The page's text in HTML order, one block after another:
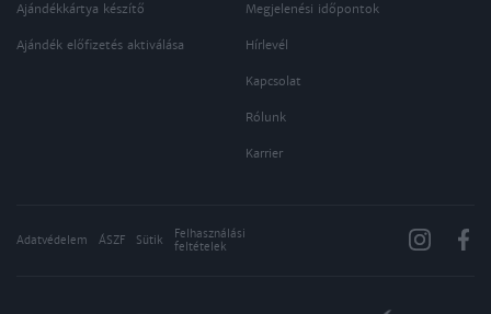
Ajándékkártya készítő
Ajándék előfizetés aktiválása
Megjelenési időpontok
Hírlevél
Kapcsolat
Rólunk
Karrier
Adatvédelem ÁSZF Sütik
Felhasználási
feltételek